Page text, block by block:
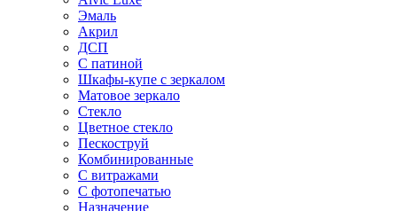
Эмаль
Акрил
ДСП
С патиной
Шкафы-купе с зеркалом
Матовое зеркало
Стекло
Цветное стекло
Пескоструй
Комбинированные
С витражами
С фотопечатью
Назначение